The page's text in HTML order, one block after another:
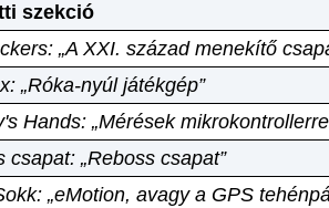
szekció
„A XXI. század menekítő
„Róka-nyúl játékgép”
Hands: „Mérések
csapat: „Reboss csapat”
„eMotion, avagy a GPS